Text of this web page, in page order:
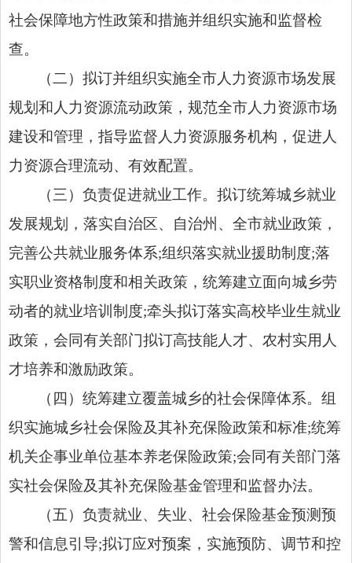
社会保障地方性政策和措施并组织实施和监督检
查。
（二）拟订并组织实施全市人力资源市场发展
规划和人力资源流动政策，规范全市人力资源市场
建设和管理，指导监督人力资源服务机构，促进人
力资源合理流动、有效配置。
（三）负责促进就业工作。拟订统筹城乡就业
发展规划，落实自治区、自治州、全市就业政策，
完善公共就业服务体系;组织落实就业援助制度;落
实职业资格制度和相关政策，统筹建立面向城乡劳
动者的就业培训制度;牵头拟订落实高校毕业生就业
政策，会同有关部门拟订高技能人才、农村实用人
才培养和激励政策。
（四）统筹建立覆盖城乡的社会保障体系。组
织实施城乡社会保险及其补充保险政策和标准;统筹
机关企事业单位基本养老保险政策;会同有关部门落
实社会保险及其补充保险基金管理和监督办法。
（五）负责就业、失业、社会保险基金预测预
警和信息引导;拟订应对预案，实施预防、调节和控